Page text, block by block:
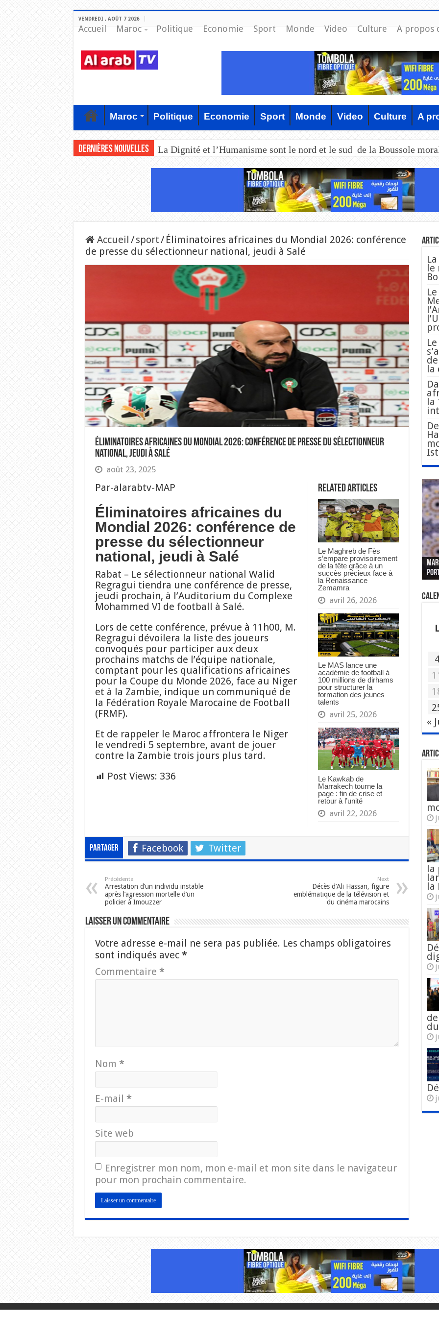
VENDREDI , AOÛT 7 2026
Accueil Maroc Politique Economie Sport Monde Video Culture A propos
Maroc Politique Economie Sport Monde Video Culture A
Dernières nouvelles La Dignité et l’Humanisme sont le nord et le sud de la Boussole
Accueil /sport/ Éliminatoires africaines du Mondial 2026: conférence
de presse du sélectionneur national, jeudi à Salé
Éliminatoires africaines du Mondial 2026: conférence de presse du sélectionneur
national, jeudi à Salé
août 23, 2025
Related Articles
Le Maghreb de Fès
s’empare provisoirement
de la tête grâce à un
succès précieux face à
la Renaissance
Zemamra
avril 26, 2026
Le MAS lance une
académie de football à
100 millions de dirhams
pour structurer la
formation des jeunes
talents
avril 25, 2026
Le Kawkab de
Marrakech tourne la
page : fin de crise et
retour à l’unité
avril 22, 2026
Par-alarabtv-MAP
Éliminatoires africaines du
Mondial 2026: conférence de
presse du sélectionneur
national, jeudi à Salé
Rabat – Le sélectionneur national Walid
Regragui tiendra une conférence de presse,
jeudi prochain, à l’Auditorium du Complexe
Mohammed VI de football à Salé.
Lors de cette conférence, prévue à 11h00, M.
Regragui dévoilera la liste des joueurs
convoqués pour participer aux deux
prochains matchs de l’équipe nationale,
comptant pour les qualifications africaines
pour la Coupe du Monde 2026, face au Niger
et à la Zambie, indique un communiqué de
la Fédération Royale Marocaine de Football
(FRMF).
Et de rappeler le Maroc affrontera le Niger
le vendredi 5 septembre, avant de jouer
contre la Zambie trois jours plus tard.
Post Views: 336
Partager Facebook Twitter
Précédente
Arrestation d’un individu instable
après l’agression mortelle d’un
policier à Imouzzer
Next
Décès d’Ali Hassan, figure
emblématique de la télévision et
du cinéma marocains
Laisser un commentaire
Votre adresse e-mail ne sera pas publiée. Les champs obligatoires
sont indiqués avec *
Commentaire *
Nom *
E-mail *
Site web
Enregistrer mon nom, mon e-mail et mon site dans le navigateur
pour mon prochain commentaire.
le
la
la
Le
des
«
L
«
la
la